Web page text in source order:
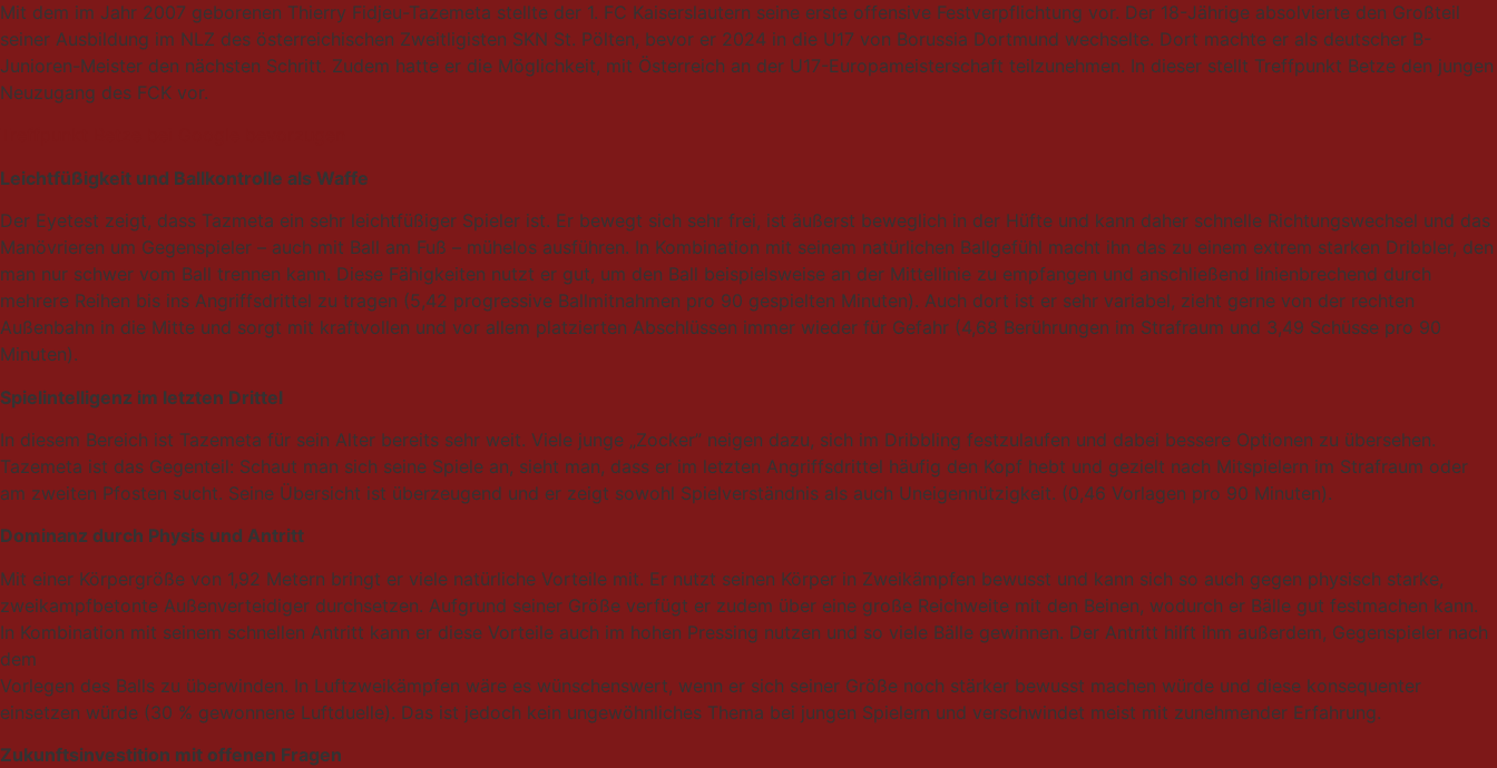
Mit dem im Jahr 2007 geborenen Thierry Fidjeu-Tazemeta stellte der 1. FC Kaiserslautern seine erste offensive Festverpflichtung vor. Der 18-Jährige absolvierte den Großteil
seiner Ausbildung im NLZ des österreichischen Zweitligisten SKN St. Pölten, bevor er 2024 in die U17 von Borussia Dortmund wechselte. Dort machte er als deutscher B-
Junioren-Meister den nächsten Schritt. Zudem hatte er die Möglichkeit, mit Österreich an der U17-Europameisterschaft teilzunehmen. In dieser stellt Treffpunkt Betze den jungen
Neuzugang des FCK vor.
Leichtfüßigkeit und Ballkontrolle als Waffe
Der Eyetest zeigt, dass Tazmeta ein sehr leichtfüßiger Spieler ist. Er bewegt sich sehr frei, ist äußerst beweglich in der Hüfte und kann daher schnelle Richtungswechsel und das
Manövrieren um Gegenspieler – auch mit Ball am Fuß – mühelos ausführen. In Kombination mit seinem natürlichen Ballgefühl macht ihn das zu einem extrem starken Dribbler, den
man nur schwer vom Ball trennen kann. Diese Fähigkeiten nutzt er gut, um den Ball beispielsweise an der Mittellinie zu empfangen und anschließend linienbrechend durch
mehrere Reihen bis ins Angriffsdrittel zu tragen (5,42 progressive Ballmitnahmen pro 90 gespielten Minuten). Auch dort ist er sehr variabel, zieht gerne von der rechten
Außenbahn in die Mitte und sorgt mit kraftvollen und vor allem platzierten Abschlüssen immer wieder für Gefahr (4,68 Berührungen im Strafraum und 3,49 Schüsse pro 90
Minuten).
Spielintelligenz im letzten Drittel
In diesem Bereich ist Tazemeta für sein Alter bereits sehr weit. Viele junge „Zocker” neigen dazu, sich im Dribbling festzulaufen und dabei bessere Optionen zu übersehen.
Tazemeta ist das Gegenteil: Schaut man sich seine Spiele an, sieht man, dass er im letzten Angriffsdrittel häufig den Kopf hebt und gezielt nach Mitspielern im Strafraum oder
am zweiten Pfosten sucht. Seine Übersicht ist überzeugend und er zeigt sowohl Spielverständnis als auch Uneigennützigkeit. (0,46 Vorlagen pro 90 Minuten).
Dominanz durch Physis und Antritt
Mit einer Körpergröße von 1,92 Metern bringt er viele natürliche Vorteile mit. Er nutzt seinen Körper in Zweikämpfen bewusst und kann sich so auch gegen physisch starke,
zweikampfbetonte Außenverteidiger durchsetzen. Aufgrund seiner Größe verfügt er zudem über eine große Reichweite mit den Beinen, wodurch er Bälle gut festmachen kann.
In Kombination mit seinem schnellen Antritt kann er diese Vorteile auch im hohen Pressing nutzen und so viele Bälle gewinnen. Der Antritt hilft ihm außerdem, Gegenspieler nach
dem
Vorlegen des Balls zu überwinden. In Luftzweikämpfen wäre es wünschenswert, wenn er sich seiner Größe noch stärker bewusst machen würde und diese konsequenter
einsetzen würde (30 % gewonnene Luftduelle). Das ist jedoch kein ungewöhnliches Thema bei jungen Spielern und verschwindet meist mit zunehmender Erfahrung.
Zukunftsinvestition mit offenen Fragen